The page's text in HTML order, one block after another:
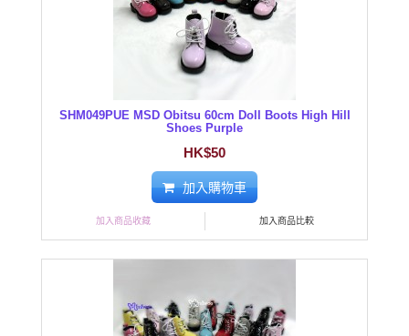
SHM049PUE MSD Obitsu 60cm Doll Boots High Hill
Shoes Purple
HK$50
加入購物車
加入商品收藏 加入商品比較